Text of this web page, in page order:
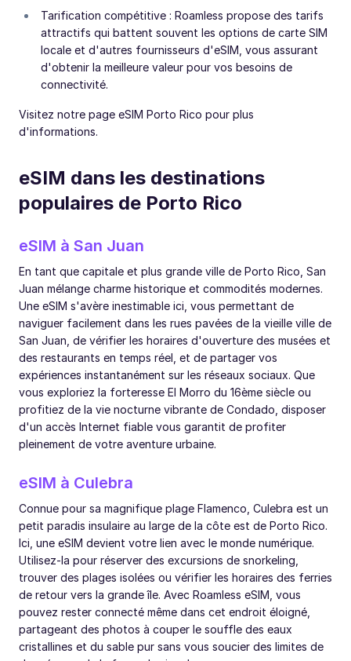
Tarification compétitive : Roamless propose des tarifs
attractifs qui battent souvent les options de carte SIM
locale et d'autres fournisseurs d'eSIM, vous assurant
d'obtenir la meilleure valeur pour vos besoins de
connectivité.
Visitez notre page eSIM Porto Rico pour plus
d'informations.
eSIM dans les destinations
populaires de Porto Rico
eSIM à San Juan
En tant que capitale et plus grande ville de Porto Rico, San
Juan mélange charme historique et commodités modernes.
Une eSIM s'avère inestimable ici, vous permettant de
naviguer facilement dans les rues pavées de la vieille ville de
San Juan, de vérifier les horaires d'ouverture des musées et
des restaurants en temps réel, et de partager vos
expériences instantanément sur les réseaux sociaux. Que
vous exploriez la forteresse El Morro du 16ème siècle ou
profitiez de la vie nocturne vibrante de Condado, disposer
d'un accès Internet fiable vous garantit de profiter
pleinement de votre aventure urbaine.
eSIM à Culebra
Connue pour sa magnifique plage Flamenco, Culebra est un
petit paradis insulaire au large de la côte est de Porto Rico.
Ici, une eSIM devient votre lien avec le monde numérique.
Utilisez-la pour réserver des excursions de snorkeling,
trouver des plages isolées ou vérifier les horaires des ferries
de retour vers la grande île. Avec Roamless eSIM, vous
pouvez rester connecté même dans cet endroit éloigné,
partageant des photos à couper le souffle des eaux
cristallines et du sable pur sans vous soucier des limites de